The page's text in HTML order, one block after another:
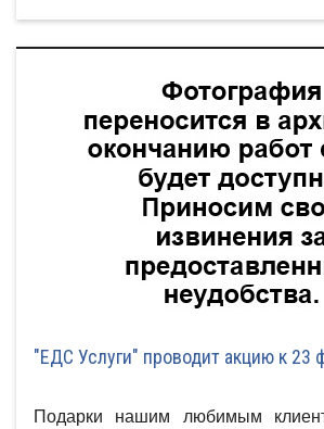
"ЕДС Услуги" проводит акцию к 23
Подарки нашим любимым